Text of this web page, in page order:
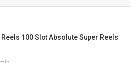
100 Slot Absolute Super Reels